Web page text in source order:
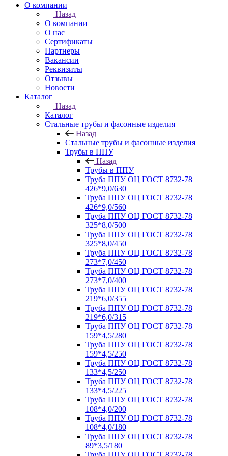
О компании
Назад
О компании
О нас
Сертификаты
Партнеры
Вакансии
Реквизиты
Отзывы
Новости
Каталог
Назад
Каталог
Стальные трубы и фасонные изделия
Назад
Стальные трубы и фасонные изделия
Трубы в ППУ
Назад
Трубы в ППУ
Труба ППУ ОЦ ГОСТ 8732-78
426*9,0/630
Труба ППУ ОЦ ГОСТ 8732-78
426*9,0/560
Труба ППУ ОЦ ГОСТ 8732-78
325*8,0/500
Труба ППУ ОЦ ГОСТ 8732-78
325*8,0/450
Труба ППУ ОЦ ГОСТ 8732-78
273*7,0/450
Труба ППУ ОЦ ГОСТ 8732-78
273*7,0/400
Труба ППУ ОЦ ГОСТ 8732-78
219*6,0/355
Труба ППУ ОЦ ГОСТ 8732-78
219*6,0/315
Труба ППУ ОЦ ГОСТ 8732-78
159*4,5/280
Труба ППУ ОЦ ГОСТ 8732-78
159*4,5/250
Труба ППУ ОЦ ГОСТ 8732-78
133*4,5/250
Труба ППУ ОЦ ГОСТ 8732-78
133*4,5/225
Труба ППУ ОЦ ГОСТ 8732-78
108*4,0/200
Труба ППУ ОЦ ГОСТ 8732-78
108*4,0/180
Труба ППУ ОЦ ГОСТ 8732-78
89*3,5/180